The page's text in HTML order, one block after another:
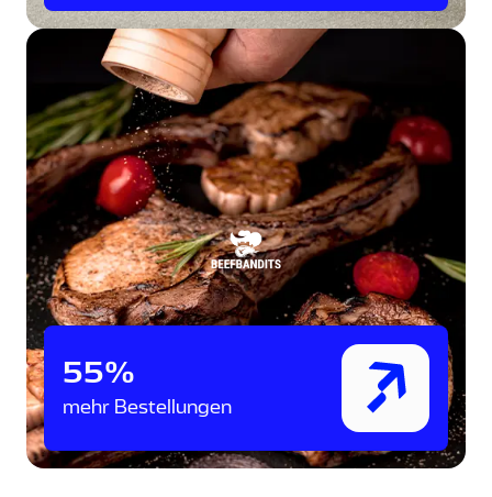
55%
mehr Bestellungen